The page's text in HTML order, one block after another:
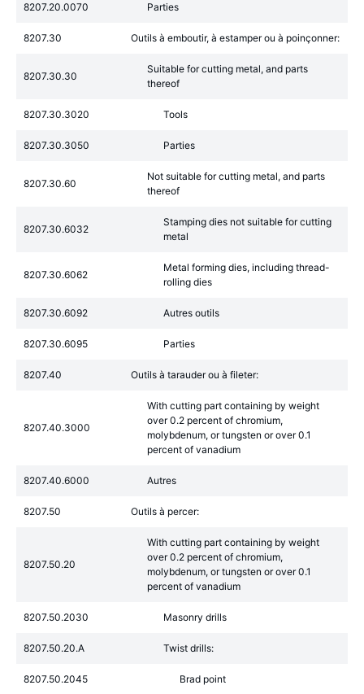
8207.20.0070 Parties
8207.30 Outils à emboutir, à estamper ou à poinçonner:
8207.30.30
Suitable for cutting metal, and parts
thereof
8207.30.3020 Tools
8207.30.3050 Parties
8207.30.60
Not suitable for cutting metal, and parts
thereof
8207.30.6032
Stamping dies not suitable for cutting
metal
8207.30.6062
Metal forming dies, including thread-
rolling dies
8207.30.6092 Autres outils
8207.30.6095 Parties
8207.40 Outils à tarauder ou à fileter:
8207.40.3000
With cutting part containing by weight
over 0.2 percent of chromium,
molybdenum, or tungsten or over 0.1
percent of vanadium
8207.40.6000 Autres
8207.50 Outils à percer:
8207.50.20
With cutting part containing by weight
over 0.2 percent of chromium,
molybdenum, or tungsten or over 0.1
percent of vanadium
8207.50.2030 Masonry drills
8207.50.20.A Twist drills:
8207.50.2045 Brad point